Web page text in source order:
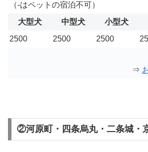
（-はペットの宿泊不可）
大型犬
中型犬 小型犬
2500
2500 2500
⇒
②河原町・四条烏丸・二条城・